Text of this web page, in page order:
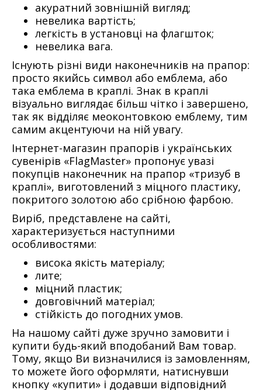
акуратний зовнішній вигляд;
невелика вартість;
легкість в установці на флагшток;
невелика вага.
Існують різні види наконечників на прапор:
просто якийсь символ або емблема, або
така емблема в краплі. Знак в краплі
візуально виглядає більш чітко і завершено,
так як відділяє меоконтовкою емблему, тим
самим акцентуючи на ній увагу.
Інтернет-магазин прапорів і українських
сувенірів «FlagMaster» пропонує увазі
покупців наконечник на прапор «тризуб в
краплі», виготовлений з міцного пластику,
покритого золотою або срібною фарбою.
Виріб, представлене на сайті,
характеризується наступними
особливостями:
висока якість матеріалу;
лите;
міцний пластик;
довговічний матеріал;
стійкість до погодних умов.
На нашому сайті дуже зручно замовити і
купити будь-який вподобаний Вам товар.
Тому, якщо Ви визначилися із замовленням,
то можете його оформляти, натиснувши
кнопку «купити» і додавши відповідний